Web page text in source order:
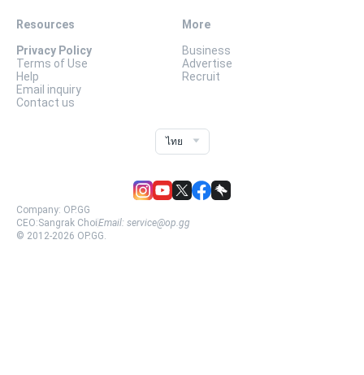
Resources
Privacy Policy
Terms of Use
Help
Email inquiry
Contact us
More
Business
Advertise
Recruit
ไทย
Company: OP.GG
CEO:Sangrak ChoiEmail: service@op.gg
© 2012-2026 OP.GG.